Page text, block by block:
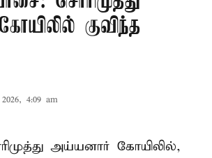
குவிந்த
4:09 am
அய்யனார் கோயிலில்,